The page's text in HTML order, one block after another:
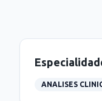
ANALISES